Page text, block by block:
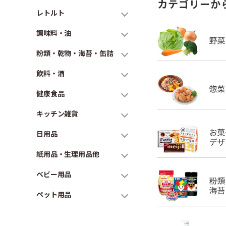
レトルト
調味料・油
粉類・乾物・海苔・缶詰
飲料・酒
健康食品
キッチン雑貨
日用品
紙用品・生理用品他
ベビー用品
ペット用品
カテゴリーか